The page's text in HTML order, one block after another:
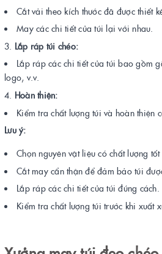
Cắt vải theo kích thước đã được thiết
May các chi tiết của túi lại với nhau.
Lắp ráp túi chéo:
Lắp ráp các chi tiết của túi bao gồm
logo, v.v.
Hoàn thiện:
Kiểm tra chất lượng túi và hoàn thiện
Lưu ý:
Chọn nguyên vật liệu có chất lượng
Cắt may cẩn thận để đảm bảo túi
Lắp ráp các chi tiết của túi đúng cách.
Kiểm tra chất lượng túi trước khi xuất